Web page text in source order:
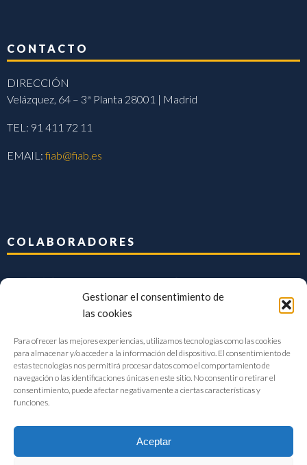
Gestionar el consentimiento de
las cookies
Para ofrecer las mejores experiencias, utilizamos tecnologías como las cookies
para almacenar y/o acceder a la información del dispositivo. El consentimiento de
estas tecnologías nos permitirá procesar datos como el comportamiento de
navegación o las identificaciones únicas en este sitio. No consentir o retirar el
consentimiento, puede afectar negativamente a ciertas características y
funciones.
Aceptar
CONTACTO
DIRECCIÓN
Velázquez, 64 – 3ª Planta 28001 | Madrid
TEL: 91 411 72 11
EMAIL:fiab@fiab.es
COLABORADORES